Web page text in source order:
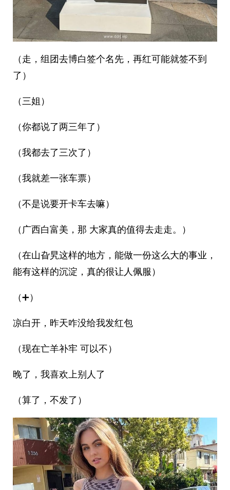
（走，组团去博白签个名先，再红可能就签不到
了）
（三姐）
（你都说了两三年了）
（我都去了三次了）
（我就差一张车票）
（不是说要开卡车去嘛）
（广西白富美，那 大家真的值得去走走。）
（在山旮旯这样的地方，能做一份这么大的事业，
能有这样的沉淀，真的很让人佩服）
（➕️）
凉白开，昨天咋没给我发红包
（现在亡羊补牢 可以不）
晚了，我喜欢上别人了
（算了，不发了）